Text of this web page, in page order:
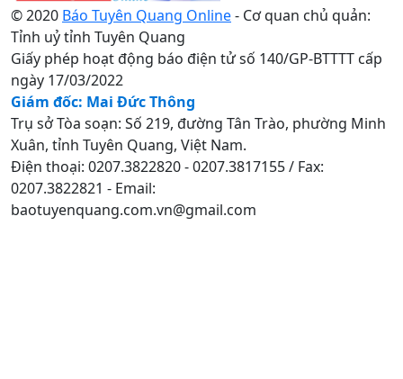
© 2020 Báo Tuyên Quang Online- Cơ quan chủ quản:
Tỉnh uỷ tỉnh Tuyên Quang
Giấy phép hoạt động báo điện tử số 140/GP-BTTTT cấp
ngày 17/03/2022
Giám đốc: Mai Đức Thông
Trụ sở Tòa soạn: Số 219, đường Tân Trào, phường Minh
Xuân, tỉnh Tuyên Quang, Việt Nam.
Điện thoại: 0207.3822820 - 0207.3817155 / Fax:
0207.3822821 - Email:
baotuyenquang.com.vn@gmail.com